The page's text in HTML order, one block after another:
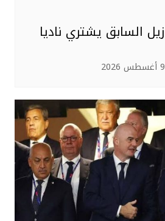
السابق يشتري ناديا
9 أغسطس 2026